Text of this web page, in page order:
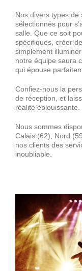
Nos divers types
sélectionnés pour
salle. Que ce soit
spécifiques, créer
simplement
notre équipe saura
qui épouse
Confiez-nous la
de réception, et
réalité éblouissante.
Nous sommes
Calais (62), Nord
nos clients des
inoubliable.